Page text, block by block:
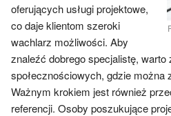
oferujących usługi projektowe,
co daje klientom szeroki
wachlarz możliwości. Aby
znaleźć dobrego specjalistę,
społecznościowych, gdzie można
Ważnym krokiem jest również
referencji. Osoby poszukujące